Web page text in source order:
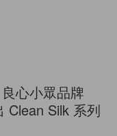
心小眾品牌
Clean Silk 系列